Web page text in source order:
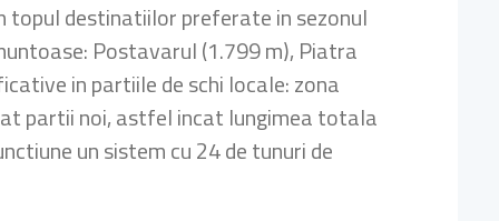
topul destinatiilor preferate in sezonul
Postavarul (1.799 m), Piatra
in partiile de schi locale: zona
partii noi, astfel incat lungimea totala
un sistem cu 24 de tunuri de